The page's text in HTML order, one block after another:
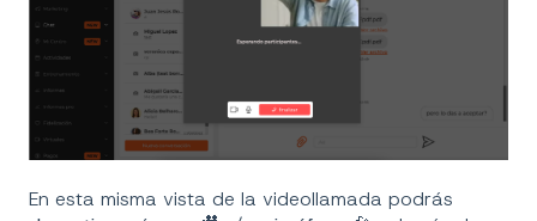
En esta misma vista de la videollamada podrás